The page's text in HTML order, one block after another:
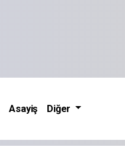
Asayiş Diğer